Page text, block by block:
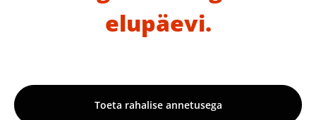
elupäevi.
Toeta rahalise annetusega